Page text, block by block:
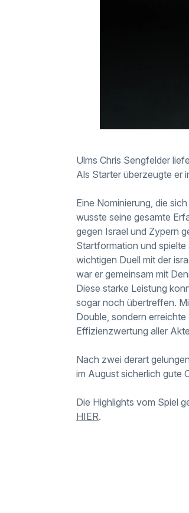
Ulms Chris Sengfelder
Als Starter überzeugte er
Eine Nominierung, die
wusste seine gesamte
gegen Israel und Zypern
Startformation und
wichtigen Duell mit der
war er gemeinsam mit
Diese starke Leistung
sogar noch übertreffen.
Double, sondern
Effizienzwertung aller
Nach zwei derart
im August sicherlich gute
Die Highlights vom Spiel
HIER.